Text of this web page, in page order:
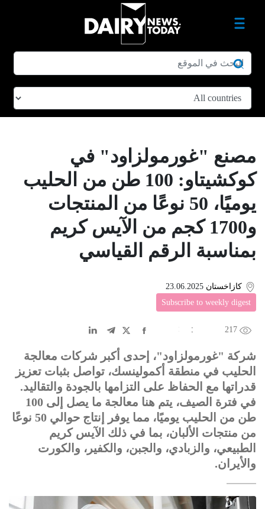
مصنع "غورمولزاود" في
كوكشيتاو: 100 طن من الحليب
يوميًا، 50 نوعًا من المنتجات
و1700 كجم من الآيس كريم
بمناسبة الرقم القياسي
كازاخستان 23.06.2025
Subscribe to weekly digest
217
中文
DE عربى
شركة "غورمولزاود"، إحدى أكبر شركات معالجة
الحليب في منطقة أكمولينسك، تواصل بثبات تعزيز
قدراتها مع الحفاظ على التزامها بالجودة والتقاليد.
في فترة الصيف، يتم هنا معالجة ما يصل إلى 100
طن من الحليب يوميًا، مما يوفر إنتاج حوالي 50 نوعًا
من منتجات الألبان، بما في ذلك الآيس كريم
الطبيعي، والزبادي، والجبن، والكفير، والكورت
والأيران.